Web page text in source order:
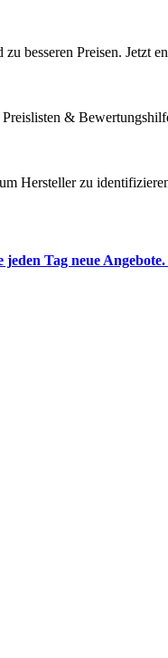
besseren Preisen. Jetzt
&
Hersteller zu
jeden Tag neue